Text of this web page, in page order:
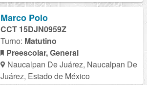
Marco Polo
CCT 15DJN0959Z
Turno: Matutino
Preescolar, General
Naucalpan De Juárez, Naucalpan De
Juárez, Estado de México